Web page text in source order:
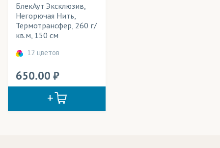
Мобильные конструкции
Обои
Перетяжки
Портьеры
Рулонные шторы
Cостав ткани
Цвет
БлекАут Эксклюзив,
Негорючая Нить,
Термотрансфер, 260 г/
кв.м, 150 см
12 цветов
650.00